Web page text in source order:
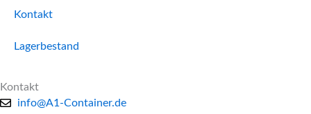
Kontakt
Lagerbestand
Kontakt
info@A1-Container.de